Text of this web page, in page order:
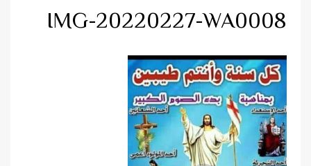
IMG-20220227-WA0008